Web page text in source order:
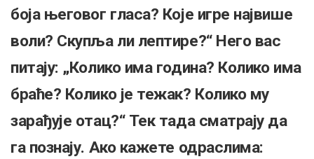
боја његовог гласа? Које игре највише
воли? Скупља ли лептире?“ Него вас
питају: „Колико има година? Колико има
браће? Колико је тежак? Колико му
зарађује отац?“ Тек тада сматрају да
га познају. Ако кажете одраслима: